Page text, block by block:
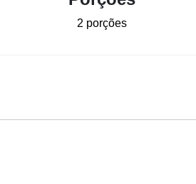
2 porções